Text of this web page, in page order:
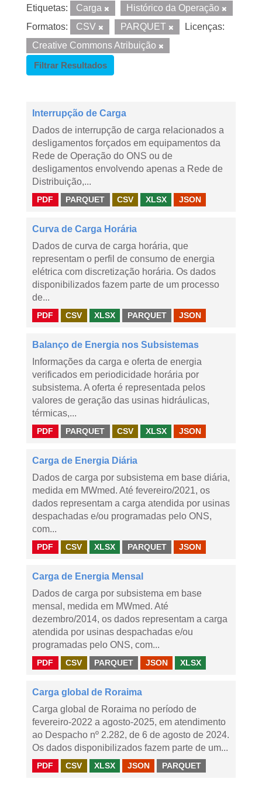
Etiquetas: Carga
Histórico da Operação
Formatos:
CSV PARQUET
Licenças:
Creative Commons Atribuição
Filtrar Resultados
Interrupção de Carga
Dados de interrupção de carga relacionados a
desligamentos forçados em equipamentos da
Rede de Operação do ONS ou de
desligamentos envolvendo apenas a Rede de
Distribuição,...
PDF PARQUET CSV XLSX JSON
Curva de Carga Horária
Dados de curva de carga horária, que
representam o perfil de consumo de energia
elétrica com discretização horária. Os dados
disponibilizados fazem parte de um processo
de...
PDF CSV XLSX PARQUET JSON
Balanço de Energia nos Subsistemas
Informações da carga e oferta de energia
verificados em periodicidade horária por
subsistema. A oferta é representada pelos
valores de geração das usinas hidráulicas,
térmicas,...
PDF PARQUET CSV XLSX JSON
Carga de Energia Diária
Dados de carga por subsistema em base diária,
medida em MWmed. Até fevereiro/2021, os
dados representam a carga atendida por usinas
despachadas e/ou programadas pelo ONS,
com...
PDF CSV XLSX PARQUET JSON
Carga de Energia Mensal
Dados de carga por subsistema em base
mensal, medida em MWmed. Até
dezembro/2014, os dados representam a carga
atendida por usinas despachadas e/ou
programadas pelo ONS, com...
PDF CSV PARQUET JSON XLSX
Carga global de Roraima
Carga global de Roraima no período de
fevereiro-2022 a agosto-2025, em atendimento
ao Despacho nº 2.282, de 6 de agosto de 2024.
Os dados disponibilizados fazem parte de um...
PDF CSV XLSX JSON PARQUET